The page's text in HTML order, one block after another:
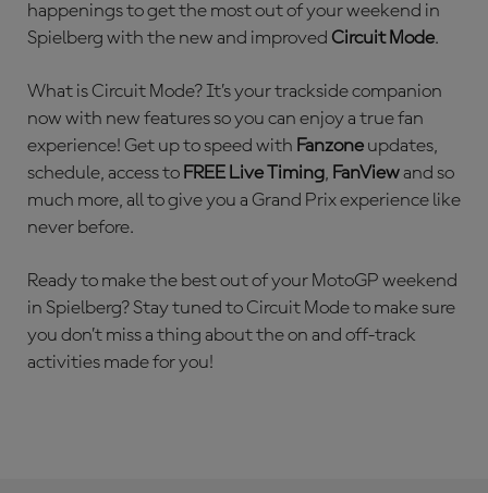
happenings to get the most out of your weekend in
Spielberg with the new and improved Circuit Mode.
What is Circuit Mode? It’s your trackside companion
now with new features so you can enjoy a true fan
experience! Get up to speed with Fanzone updates,
schedule, access to FREE Live Timing, FanViewand so
much more, all to give you a Grand Prix experience like
never before.
Ready to make the best out of your MotoGP weekend
in Spielberg? Stay tuned to Circuit Mode to make sure
you don’t miss a thing about the on and off-track
activities made for you!